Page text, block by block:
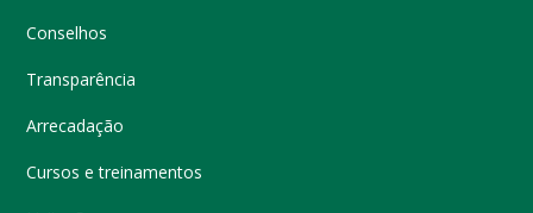
Conselhos
Transparência
Arrecadação
Cursos e treinamentos